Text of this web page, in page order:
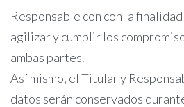
Responsable con con la
agilizar y cumplir los
ambas partes.
Así mismo, el Titular y
datos serán conservados